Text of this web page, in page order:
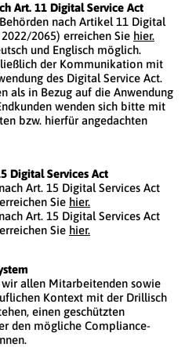
Art. 11 Digital Service Act
nach Artikel 11 Digital
2065) erreichen Sie hier.
und Englisch möglich.
der Kommunikation mit
des Digital Service Act.
als in Bezug auf die Anwendung
wenden sich bitte mit
bzw. hierfür angedachten
Digital Services Act
Art. 15 Digital Services Act
Sie hier.
Art. 15 Digital Services Act
Sie hier.
allen Mitarbeitenden sowie
Kontext mit der Drillisch
einen geschützten
den mögliche Compliance-